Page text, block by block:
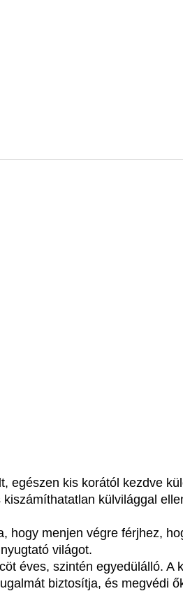
egészen kis korától kezdve
külvilággal
menjen végre férjhez,
világot.
éves, szintén egyedülálló. A
biztosítja, és megvédi